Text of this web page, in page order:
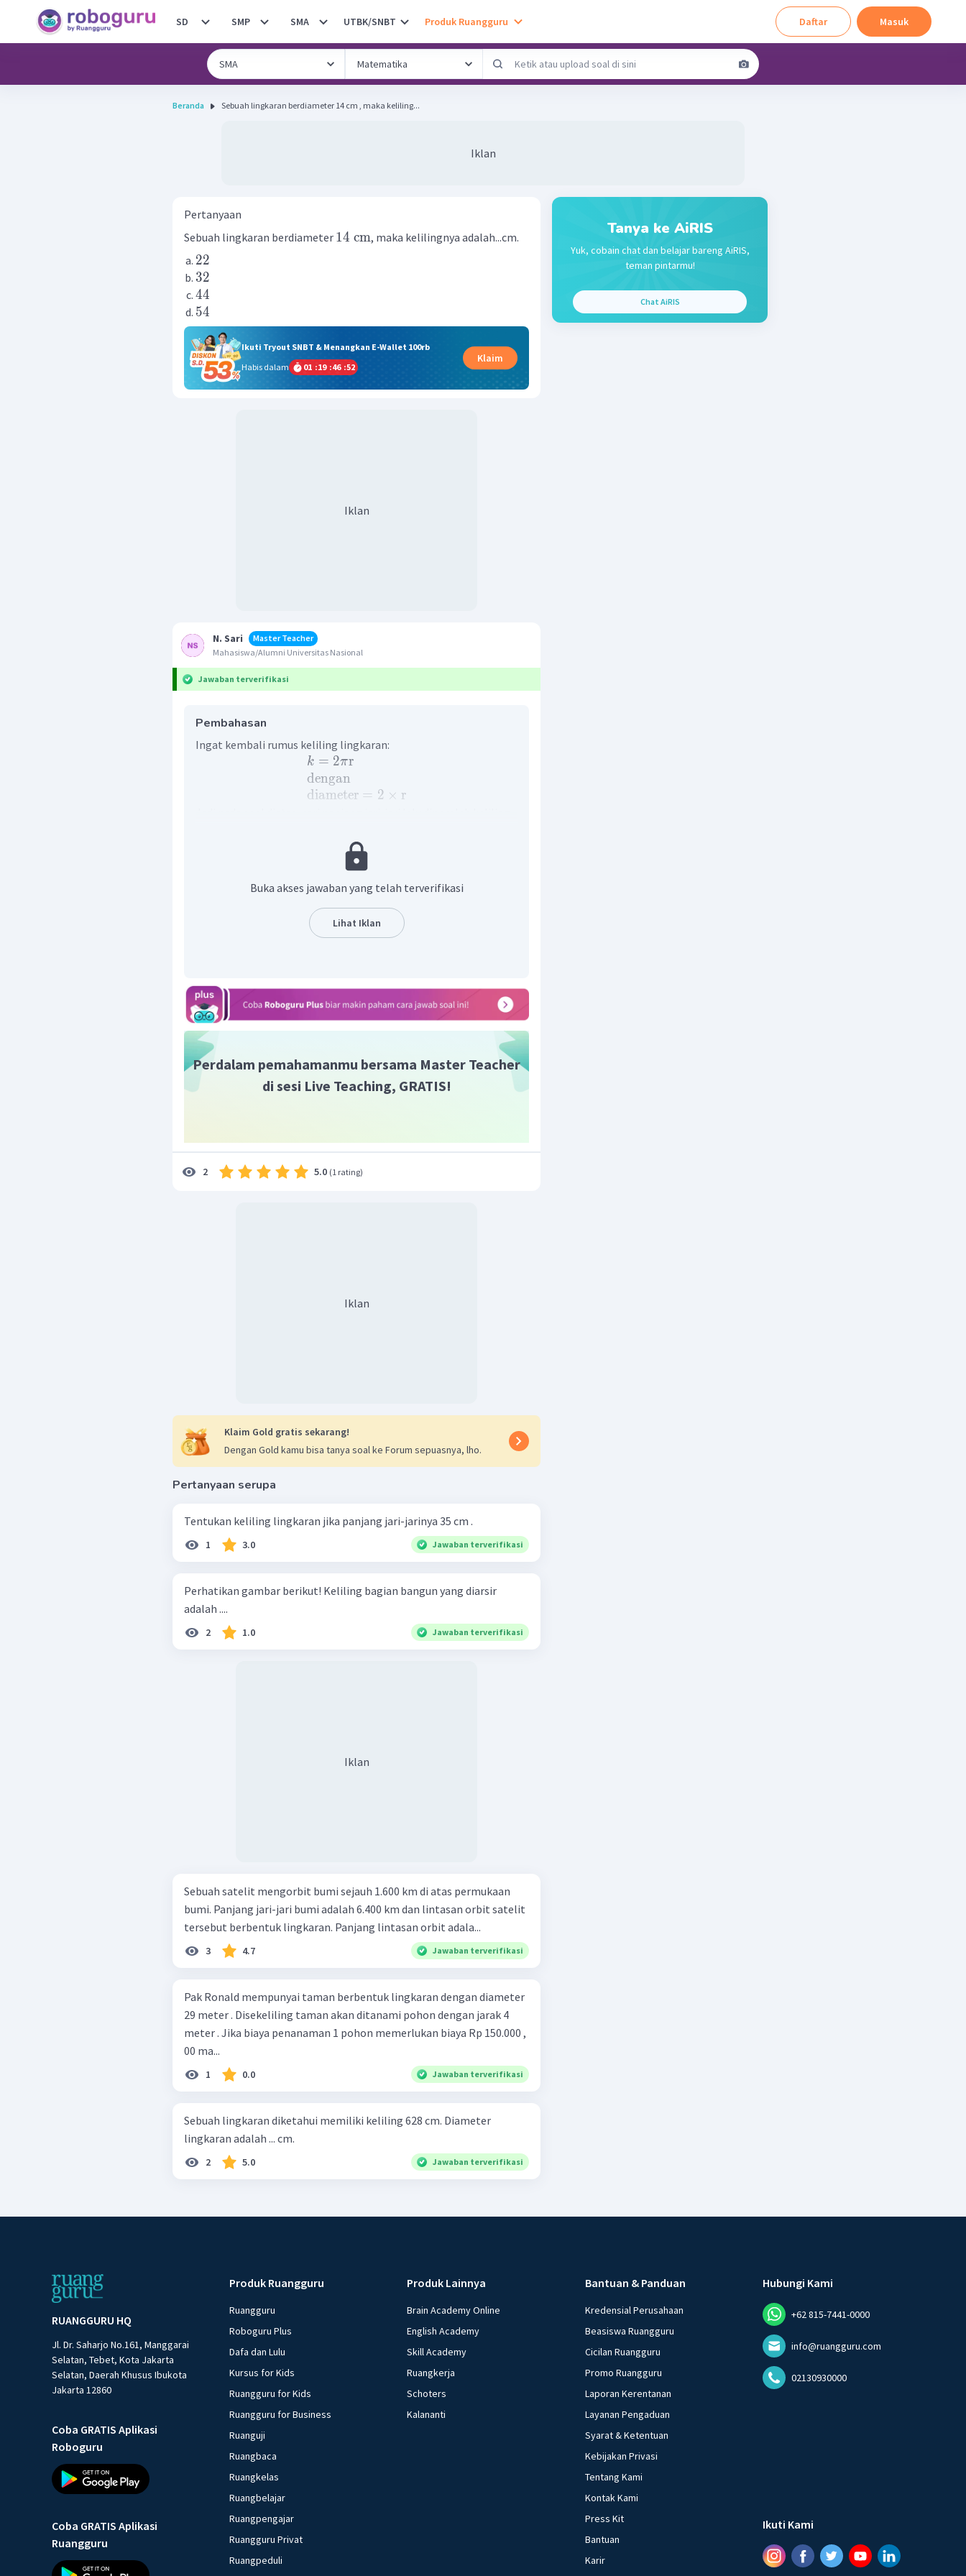
SD SMP SMA UTBK/SNBT Produk Ruangguru Daftar Masuk
Beranda Sebuah lingkaran berdiameter 14 cm , maka keliling...
Iklan
Pertanyaan
Sebuah lingkaran berdiameter 14 cm, maka kelilingnya adalah...cm.
22
32
44
54
Ikuti Tryout SNBT & Menangkan E-Wallet 100rb
Habis dalam
01 :19 :46 :52
Klaim
Iklan
N. Sari
Master Teacher
Mahasiswa/Alumni Universitas Nasional
Jawaban terverifikasi
Pembahasan
Ingat kembali rumus keliling lingkaran:
k = 2πr
dengan
diameter = 2 × r
=
= 2
7
22
44 cm
Oleh karena itu, jawaban yang benar adalah C.
Buka akses jawaban yang telah terverifikasi
Lihat Iklan
Perdalam pemahamanmu bersama Master Teacher
di sesi Live Teaching, GRATIS!
2 5.0 (1 rating)
Iklan
Klaim Gold gratis sekarang!
Dengan Gold kamu bisa tanya soal ke Forum sepuasnya, lho.
Pertanyaan serupa
Tentukan keliling lingkaran jika panjang jari-jarinya 35 cm .
1 3.0 Jawaban terverifikasi
Perhatikan gambar berikut! Keliling bagian bangun yang diarsir
adalah ....
2 1.0 Jawaban terverifikasi
Iklan
Sebuah satelit mengorbit bumi sejauh 1.600 km di atas permukaan
bumi. Panjang jari-jari bumi adalah 6.400 km dan lintasan orbit satelit
tersebut berbentuk lingkaran. Panjang lintasan orbit adala...
3 4.7 Jawaban terverifikasi
Pak Ronald mempunyai taman berbentuk lingkaran dengan diameter
29 meter . Disekeliling taman akan ditanami pohon dengan jarak 4
meter . Jika biaya penanaman 1 pohon memerlukan biaya Rp 150.000 ,
00 ma...
1 0.0 Jawaban terverifikasi
Sebuah lingkaran diketahui memiliki keliling 628 cm. Diameter
lingkaran adalah ... cm.
2 5.0 Jawaban terverifikasi
Tanya ke AiRIS
Yuk, cobain chat dan belajar bareng AiRIS,
teman pintarmu!
Chat AiRIS
RUANGGURU HQ
Jl. Dr. Saharjo No.161, Manggarai
Selatan, Tebet, Kota Jakarta
Selatan, Daerah Khusus Ibukota
Jakarta 12860
Coba GRATIS Aplikasi
Roboguru
Coba GRATIS Aplikasi
Ruangguru
Produk Ruangguru
Ruangguru
Roboguru Plus
Dafa dan Lulu
Kursus for Kids
Ruangguru for Kids
Ruangguru for Business
Ruanguji
Ruangbaca
Ruangkelas
Ruangbelajar
Ruangpengajar
Ruangguru Privat
Ruangpeduli
Produk Lainnya
Brain Academy Online
English Academy
Skill Academy
Ruangkerja
Schoters
Kalananti
Bantuan & Panduan
Kredensial Perusahaan
Beasiswa Ruangguru
Cicilan Ruangguru
Promo Ruangguru
Laporan Kerentanan
Layanan Pengaduan
Syarat & Ketentuan
Kebijakan Privasi
Tentang Kami
Kontak Kami
Press Kit
Bantuan
Karir
Hubungi Kami
+62 815-7441-0000
info@ruangguru.com
02130930000
Ikuti Kami